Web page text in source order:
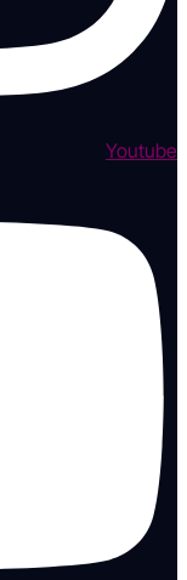
Youtube